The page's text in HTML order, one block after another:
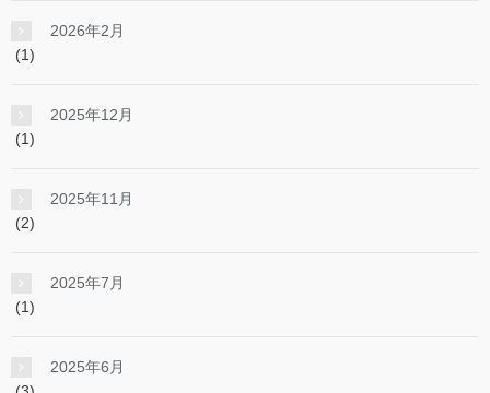
2026年2月
(1)
2025年12月
(1)
2025年11月
(2)
2025年7月
(1)
2025年6月